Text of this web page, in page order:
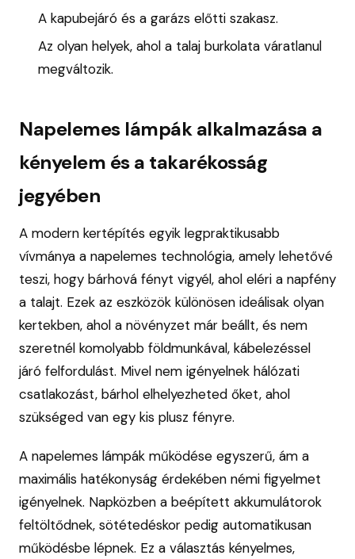
A kapubejáró és a garázs előtti szakasz.
Az olyan helyek, ahol a talaj burkolata váratlanul
megváltozik.
Napelemes lámpák alkalmazása a
kényelem és a takarékosság
jegyében
A modern kertépítés egyik legpraktikusabb
vívmánya a napelemes technológia, amely lehetővé
teszi, hogy bárhová fényt vigyél, ahol eléri a napfény
a talajt. Ezek az eszközök különösen ideálisak olyan
kertekben, ahol a növényzet már beállt, és nem
szeretnél komolyabb földmunkával, kábelezéssel
járó felfordulást. Mivel nem igényelnek hálózati
csatlakozást, bárhol elhelyezheted őket, ahol
szükséged van egy kis plusz fényre.
A napelemes lámpák működése egyszerű, ám a
maximális hatékonyság érdekében némi figyelmet
igényelnek. Napközben a beépített akkumulátorok
feltöltődnek, sötétedéskor pedig automatikusan
működésbe lépnek. Ez a választás kényelmes,